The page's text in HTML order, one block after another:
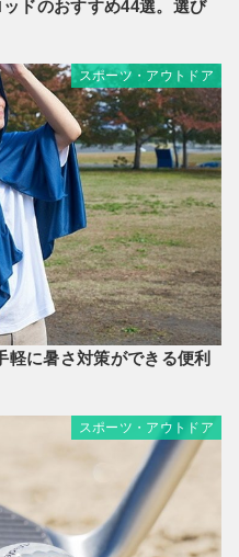
ッドのおすすめ44選。選び
スポーツ・アウトドア
に暑さ対策ができる便利
スポーツ・アウトドア